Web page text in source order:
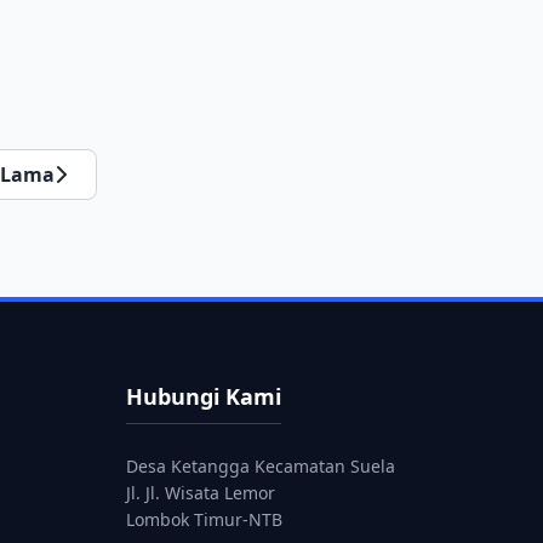
Lama
Hubungi Kami
Desa Ketangga Kecamatan Suela
Jl. Jl. Wisata Lemor
Lombok Timur-NTB